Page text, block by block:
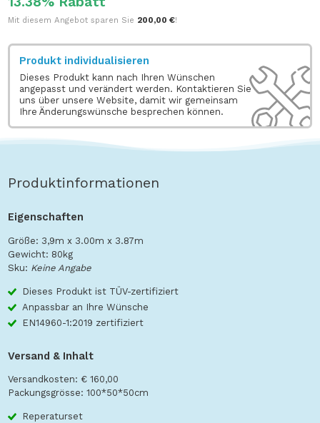
Mit diesem Angebot sparen Sie 200,00 €!
Produkt individualisieren
Dieses Produkt kann nach Ihren Wünschen
angepasst und verändert werden. Kontaktieren Sie
uns über unsere Website, damit wir gemeinsam
Ihre Änderungswünsche besprechen können.
Produktinformationen
Eigenschaften
Größe: 3,9m x 3.00m x 3.87m
Gewicht: 80kg
Sku: Keine Angabe
Dieses Produkt ist TÜV-zertifiziert
Anpassbar an Ihre Wünsche
EN14960-1:2019 zertifiziert
Versand & Inhalt
Versandkosten: € 160,00
Packungsgrösse: 100*50*50cm
Reperaturset